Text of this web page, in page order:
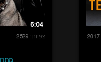
2017
6:04
צפיות: 2529
מתח